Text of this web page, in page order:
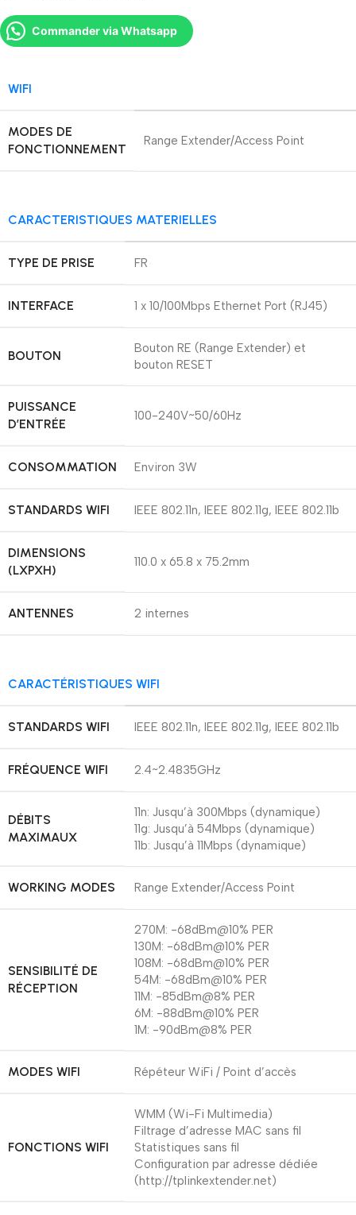
Commander via Whatsapp
WIFI
MODES DE
FONCTIONNEMENT
Range Extender/Access Point
CARACTERISTIQUES MATERIELLES
TYPE DE PRISE FR
INTERFACE 1 x 10/100Mbps Ethernet Port (RJ45)
BOUTON
Bouton RE (Range Extender) et
bouton RESET
PUISSANCE
D’ENTRÉE
100-240V~50/60Hz
CONSOMMATION Environ 3W
STANDARDS WIFI IEEE 802.11n, IEEE 802.11g, IEEE 802.11b
DIMENSIONS
(LXPXH)
110.0 x 65.8 x 75.2mm
ANTENNES 2 internes
CARACTÉRISTIQUES WIFI
STANDARDS WIFI IEEE 802.11n, IEEE 802.11g, IEEE 802.11b
FRÉQUENCE WIFI 2.4~2.4835GHz
DÉBITS
MAXIMAUX
11n: Jusqu’à 300Mbps (dynamique)
11g: Jusqu’à 54Mbps (dynamique)
11b: Jusqu’à 11Mbps (dynamique)
WORKING MODES Range Extender/Access Point
SENSIBILITÉ DE
RÉCEPTION
270M: -68dBm@10% PER
130M: -68dBm@10% PER
108M: -68dBm@10% PER
54M: -68dBm@10% PER
11M: -85dBm@8% PER
6M: -88dBm@10% PER
1M: -90dBm@8% PER
MODES WIFI Répéteur WiFi / Point d’accès
FONCTIONS WIFI
WMM (Wi-Fi Multimedia)
Filtrage d’adresse MAC sans fil
Statistiques sans fil
Configuration par adresse dédiée
(http://tplinkextender.net)